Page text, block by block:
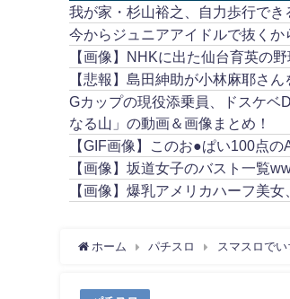
我が家・杉山裕之、自力歩行で
今からジュニアアイドルで抜くか
【画像】NHKに出た仙台育英の
【悲報】島田紳助が小林麻耶さ
Gカップの現役添乗員、ドスケベ
なる山」の動画＆画像まとめ！
【GIF画像】このお●ぱい100点の
【画像】坂道女子のバスト一覧
【画像】爆乳アメリカハーフ美
ホーム パチスロ スマスロで